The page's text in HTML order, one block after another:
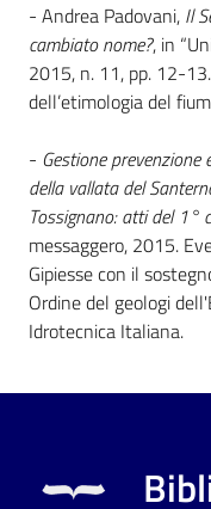
Catalogo
on line
Eventi
Chiedi al
bibliotecario
- Andrea Padovani, Il
cambiato nome?, in
2015, n. 11, pp. 12-
dell’etimologia del
- Gestione
della vallata del
Tossignano: atti del 1°
messaggero, 2015.
Gipiesse con il
Ordine del geologi
Idrotecnica Italiana.